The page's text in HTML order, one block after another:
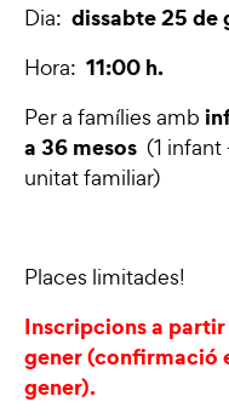
Dia: dissabte 25 de
Hora: 11:00 h.
Per a famílies amb
a 36 mesos (1 infant
unitat familiar)
Places limitades!
Inscripcions a
gener (confirmació
gener).